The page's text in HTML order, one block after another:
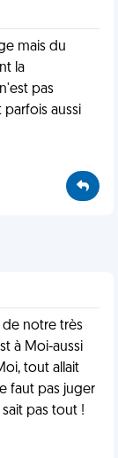
mais du
la
pas
aussi
notre très
à Moi-aussi
tout allait
faut pas juger
pas tout !